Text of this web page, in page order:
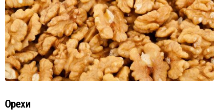
Орехи